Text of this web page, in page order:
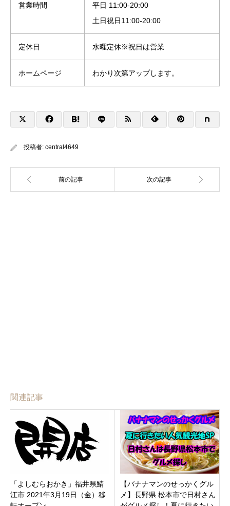
営業時間
平日 11:00-20:00
土日祝日11:00-20:00
定休日 水曜定休※祝日は営業
ホームページ わかり次第アップします。
投稿者: central4649
関連記事
「よしむらおかき」福井県鯖
江市 2021年3月19日（金）移
【バナナマンのせっかくグル
メ】長野県 松本市で日村さん